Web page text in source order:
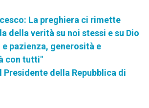
La preghiera ci rimette
della verità su noi stessi e su Dio
pazienza, generosità e
con tutti"
Presidente della Repubblica di